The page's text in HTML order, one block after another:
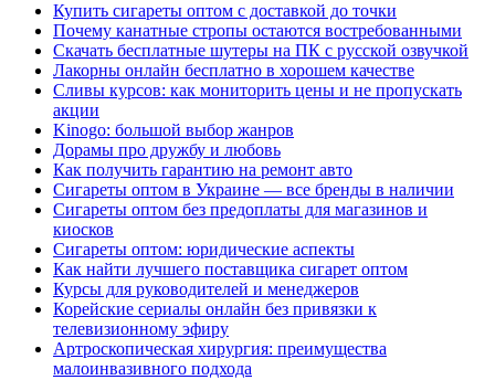
Купить сигареты оптом с доставкой до точки
Почему канатные стропы остаются востребованными
Скачать бесплатные шутеры на ПК с русской озвучкой
Лакорны онлайн бесплатно в хорошем качестве
Сливы курсов: как мониторить цены и не пропускать
акции
Kinogo: большой выбор жанров
Дорамы про дружбу и любовь
Как получить гарантию на ремонт авто
Сигареты оптом в Украине — все бренды в наличии
Сигареты оптом без предоплаты для магазинов и
киосков
Сигареты оптом: юридические аспекты
Как найти лучшего поставщика сигарет оптом
Курсы для руководителей и менеджеров
Корейские сериалы онлайн без привязки к
телевизионному эфиру
Артроскопическая хирургия: преимущества
малоинвазивного подхода